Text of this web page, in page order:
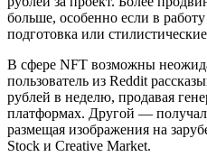
больше, особенно если в
подготовка или
В сфере NFT возможны
пользователь из Reddit
рублей в неделю, продавая
платформах. Другой —
размещая изображения на
Stock и Creative Market.